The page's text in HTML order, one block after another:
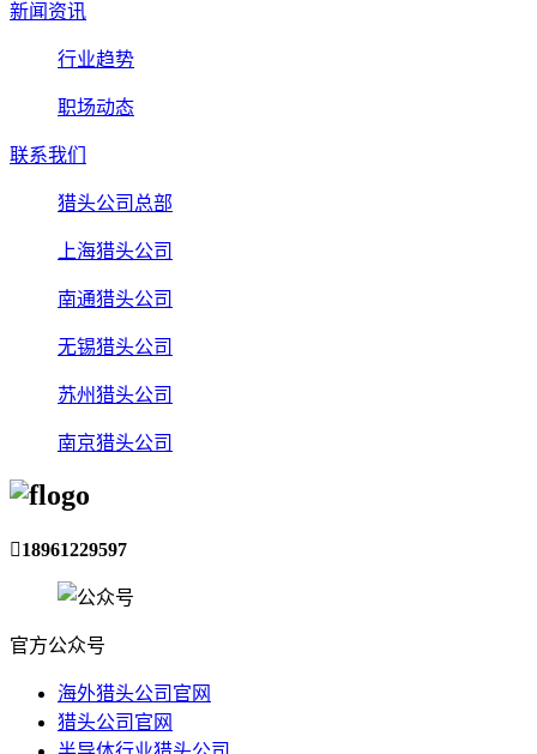
新闻资讯
行业趋势
职场动态
联系我们
猎头公司总部
上海猎头公司
南通猎头公司
无锡猎头公司
苏州猎头公司
南京猎头公司
18961229597
官方公众号
海外猎头公司官网
猎头公司官网